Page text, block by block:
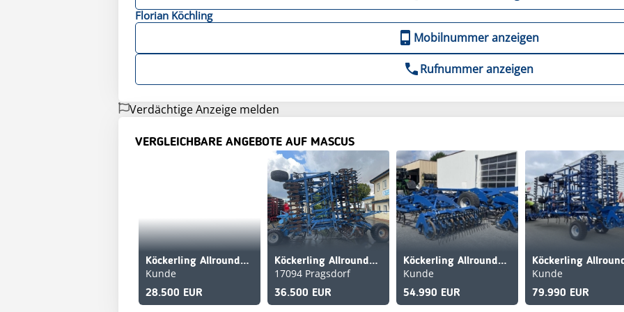
Florian Köchling
Mobilnummer anzeigen
Rufnummer anzeigen
Verdächtige Anzeige melden
VERGLEICHBARE ANGEBOTE AUF MASCUS
Köckerling Allrounder 600 2.0
Kunde
28.500 EUR
Köckerling Allrounder 1200 Neuer Preis!
17094 Pragsdorf
36.500 EUR
Köckerling Allrounder 750
Kunde
54.990 EUR
Kunde
79.990 EUR